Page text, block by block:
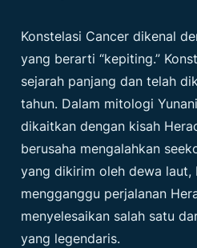
Konstelasi Cancer dikenal
yang berarti “kepiting.”
sejarah panjang dan telah
tahun. Dalam mitologi
dikaitkan dengan kisah
berusaha mengalahkan
yang dikirim oleh dewa laut,
mengganggu perjalanan
menyelesaikan salah satu
yang legendaris.